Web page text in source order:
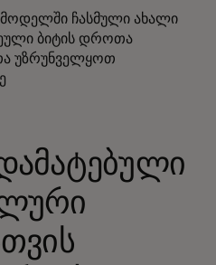
ჩასმული ახალი
ბიტის დროთა
უზრუნველყოთ